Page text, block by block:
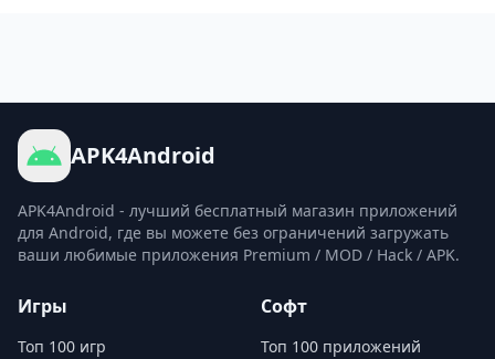
APK4Android
APK4Android - лучший бесплатный магазин приложений
для Android, где вы можете без ограничений загружать
ваши любимые приложения Premium / MOD / Hack / APK.
Игры
Топ 100 игр
Софт
Топ 100 приложений